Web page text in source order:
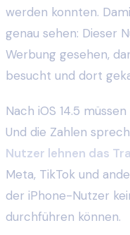
werden konnten.
genau sehen: Dieser
Werbung gesehen,
besucht und dort
Nach iOS 14.5
Und die Zahlen
Nutzer lehnen das
Meta, TikTok und
der iPhone-Nutzer
durchführen können.